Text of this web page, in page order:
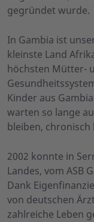
gegründet wurde.
In Gambia ist
kleinste Land
höchsten Mütter-
Kinder aus
warten so lange
bleiben,
2002 konnte in
Landes, vom ASB
Dank
von deutschen
zahlreiche Leben